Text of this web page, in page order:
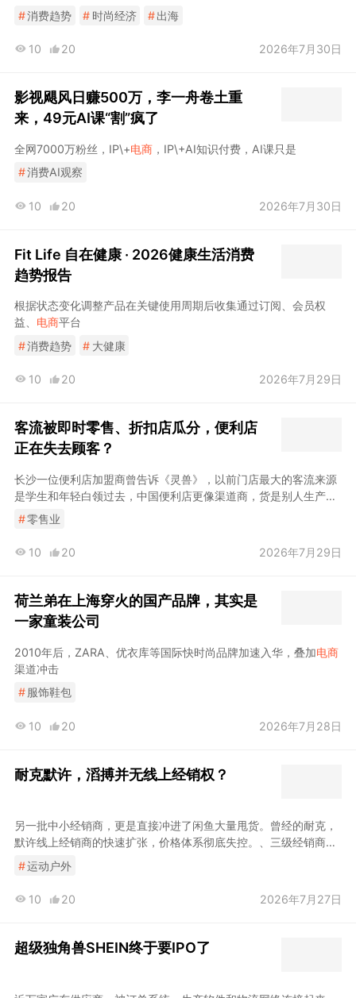
#消费趋势 # 时尚经济 #出海
10 20 2026年7月30日
影视飓风日赚500万，李一舟卷土重
来，49元AI课“割”疯了
全网7000万粉丝，IP\+电商，IP\+AI知识付费，AI课只是
#消费AI观察
10 20 2026年7月30日
Fit Life 自在健康 · 2026健康生活消费
趋势报告
根据状态变化调整产品在关键使用周期后收集通过订阅、会员权
益、 电商平台
#消费趋势 # 大健康
10 20 2026年7月29日
客流被即时零售、折扣店瓜分，便利店
正在失去顾客？
长沙一位便利店加盟商曾告诉《灵兽》，以前门店最大的客流来源
是学生和年轻白领过去，中国便利店更像渠道商，货是别人生产
的，品牌是别人的，自己只是卖货饭团、鲜食和短保商品，这些东
西无法在零食店全买到，也无法完全被
有更好的商品、服务和体验；对加盟商来说，能有更好的客流以及
更强的单店经营能力离得近”获得增长，今天消费者拥有太多选择，
#零售业
10 20 2026年7月29日
荷兰弟在上海穿火的国产品牌，其实是
一家童装公司
2010年后，ZARA、优衣库等国际快时尚品牌加速入华，叠加电商
渠道冲击
#服饰鞋包
10 20 2026年7月28日
耐克默许，滔搏并无线上经销权？
另一批中小经销商，更是直接冲进了闲鱼大量甩货。曾经的耐克，
默许线上经销商的快速扩张，价格体系彻底失控。、三级经销商的
任务。耐克在线上渠道的运营方面长期缺位，滔搏反而率先一步入
驻了各大 电商
#运动户外
10 20 2026年7月27日
超级独角兽SHEIN终于要IPO了